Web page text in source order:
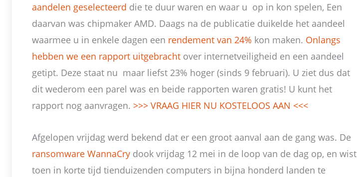
aandelen geselecteerd die te duur waren en waar u op in kon spelen, Een
daarvan was chipmaker AMD. Daags na de publicatie duikelde het aandeel
waarmee u in enkele dagen een rendement van 24% kon maken. Onlangs
hebben we een rapport uitgebracht over internetveiligheid en een aandeel
getipt. Deze staat nu maar liefst 23% hoger (sinds 9 februari). U ziet dus dat
dit wederom een parel was en beide rapporten waren gratis! U kunt het
rapport nog aanvragen. >>> VRAAG HIER NU KOSTELOOS AAN <<<
Afgelopen vrijdag werd bekend dat er een groot aanval aan de gang was. De
ransomware WannaCry dook vrijdag 12 mei in de loop van de dag op, en wist
toen in korte tijd tienduizenden computers in bijna honderd landen te